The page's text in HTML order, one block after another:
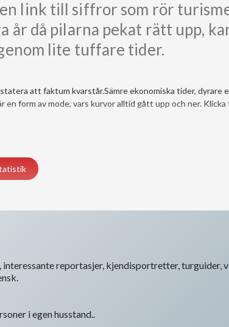
link till siffror som rör
år då pilarna pekat rätt upp,
lite tuffare tider.
att faktum kvarstår.Sämre ekonomiska tider, dyrare
form av mode, vars kurvor alltid gått upp och ner.
reportasjer, kjendisportretter, turguider,
i egen husstand..